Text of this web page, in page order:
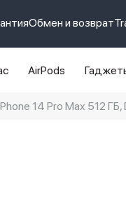
Обмен и возврат
AirPods
14 Pro Max 512 ГБ,